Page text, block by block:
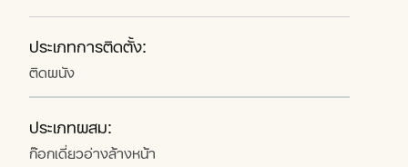
ประเภทการติดตั้ง:
ติดผนัง
ประเภทผสม:
ก๊อกเดี่ยวอ่างล้างหน้า